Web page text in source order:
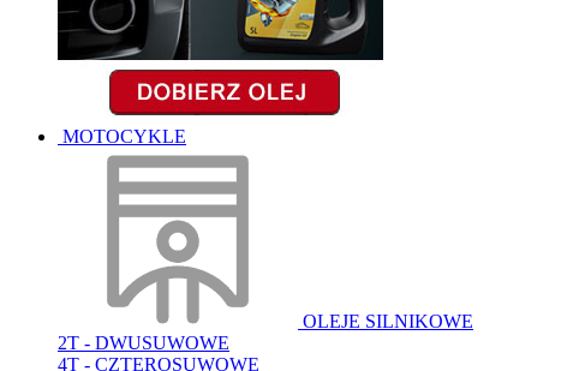
MOTOCYKLE
OLEJE SILNIKOWE
2T - DWUSUWOWE
4T - CZTEROSUWOWE